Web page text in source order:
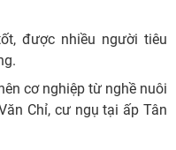
được nhiều người tiêu
cơ nghiệp từ nghề nuôi
Chỉ, cư ngụ tại ấp Tân